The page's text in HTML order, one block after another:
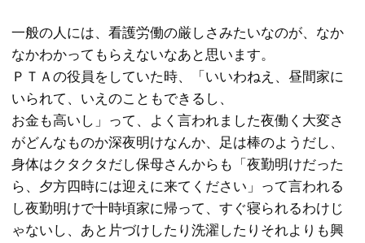
一般の人には、看護労働の厳しさみたいなのが、なか
なかわかってもらえないなあと思います。
ＰＴＡの役員をしていた時、「いいわねえ、昼間家に
いられて、いえのこともできるし、
お金も高いし」って、よく言われました夜働く大変さ
がどんなものか深夜明けなんか、足は棒のようだし、
身体はクタクタだし保母さんからも「夜勤明けだった
ら、夕方四時には迎えに来てください」って言われる
し夜勤明けで十時頃家に帰って、すぐ寝られるわけじ
ゃないし、あと片づけしたり洗濯したりそれよりも興